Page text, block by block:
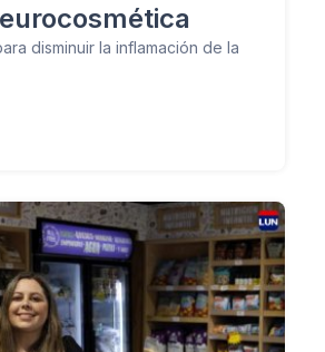
disminuir la inflamación de la